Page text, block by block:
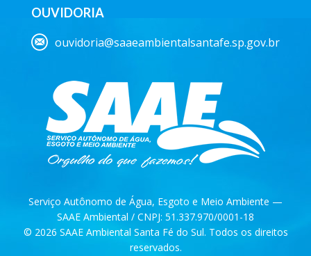
OUVIDORIA
ouvidoria@saaeambientalsantafe.sp.gov.br
Serviço Autônomo de Água, Esgoto e Meio Ambiente —
SAAE Ambiental / CNPJ: 51.337.970/0001-18
© 2026 SAAE Ambiental Santa Fé do Sul. Todos os direitos
reservados.